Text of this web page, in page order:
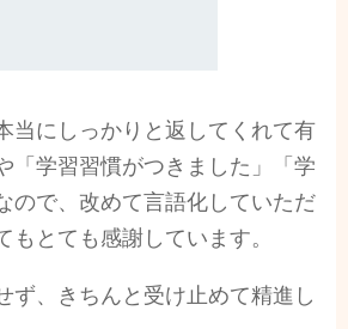
当にしっかりと返してくれて有
「学習習慣がつきました」「学
ので、改めて言語化していただ
とても感謝しています。
ず、きちんと受け止めて精進し